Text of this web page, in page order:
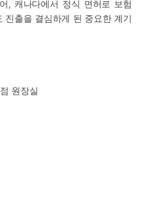
, 캐나다에서 정식 면허로 보험
진출을 결심하게 된 중요한 계기
원장실